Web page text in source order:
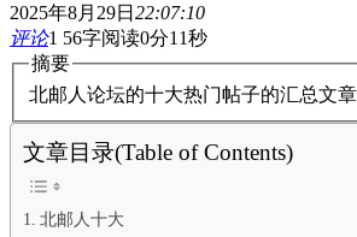
2025年8月29日 22:07:10
评论1 56字阅读0分11秒
摘要
北邮人论坛的十大热门帖子的汇总文
文章目录(Table of Contents)
北邮人十大